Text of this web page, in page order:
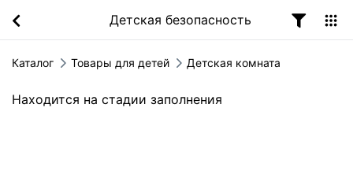
Детская безопасность
Каталог Товары для детей Детская комната
Находится на стадии заполнения